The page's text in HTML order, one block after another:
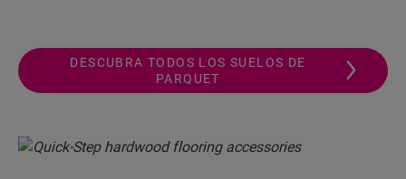
DESCUBRA TODOS LOS SUELOS DE
PARQUET